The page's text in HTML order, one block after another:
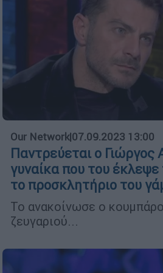
Our Network|07.09.2023 13:00
Παντρεύεται ο Γιώργος
γυναίκα που του έκλεψε
το προσκλητήριο του
Το ανακοίνωσε ο
ζευγαριού...